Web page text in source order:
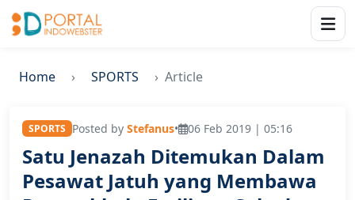
Home SPORTS Article
SPORTS Posted by Stefanus• 06 Feb 2019 | 05:16
Satu Jenazah Ditemukan Dalam
Pesawat Jatuh yang Membawa